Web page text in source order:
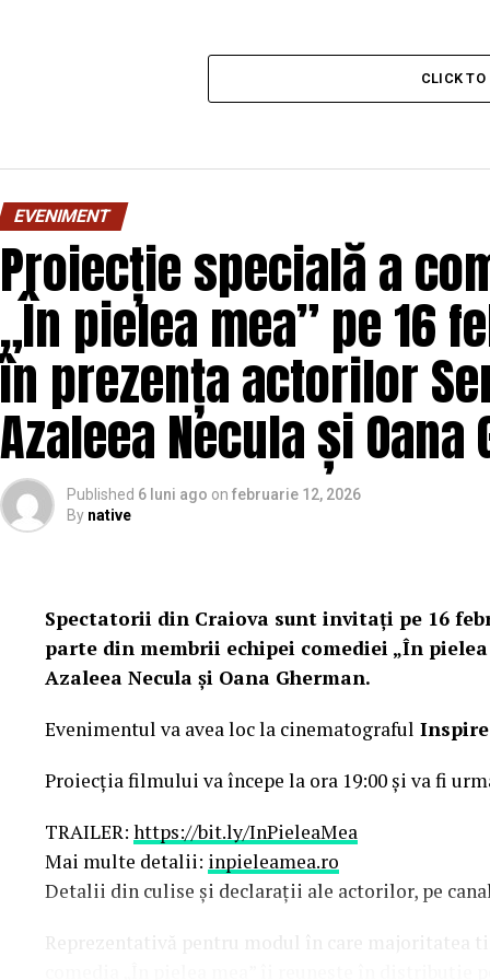
CLICK
EVENIMENT
Proiecție specială a
„În pielea mea” pe 16
în prezența actorilor
Azaleea Necula și Oana
Published 6 luni ago on februarie 12, 2026
By native
Spectatorii din Craiova sunt invitați pe 16
parte din membrii echipei comediei „În
Azaleea Necula și Oana Gherman.
Evenimentul va avea loc la cinematograful
Proiecția filmului va începe la ora 19:00 și va fi
TRAILER: https://bit.ly/InPieleaMea
Mai multe detalii: inpieleamea.ro
Detalii din culise și declarații ale actorilor, pe
Reprezentativă pentru modul în care majoritatea